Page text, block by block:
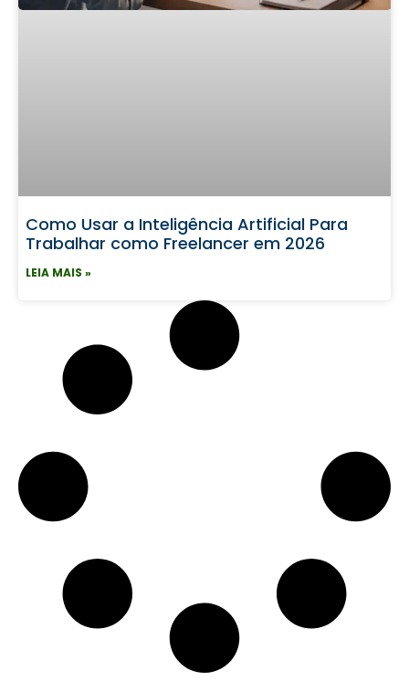
Como Usar a Inteligência Artificial Para
Trabalhar como Freelancer em 2026
LEIA MAIS »